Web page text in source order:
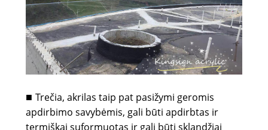
■ Trečia, akrilas taip pat pasižymi geromis
apdirbimo savybėmis, gali būti apdirbtas ir
termiškai suformuotas ir gali būti sklandžiai